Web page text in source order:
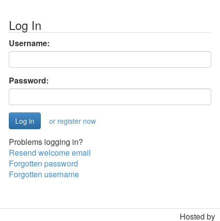
Log In
Username:
Password:
or register now
Problems logging in?
Resend welcome email
Forgotten password
Forgotten username
Hosted by